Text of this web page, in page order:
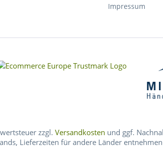
Impressum
zzgl. Versandkosten und ggf.
Lieferzeiten für andere Länder